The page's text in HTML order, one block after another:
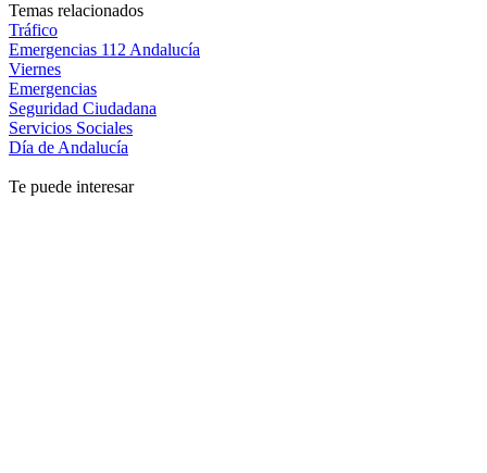
Temas relacionados
Tráfico
Emergencias 112 Andalucía
Viernes
Emergencias
Seguridad Ciudadana
Servicios Sociales
Día de Andalucía
Te puede interesar